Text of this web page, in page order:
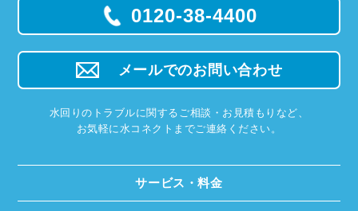
0120-38-4400
メールでのお問い合わせ
水回りのトラブルに関するご相談・お見積もりなど、
お気軽に水コネクトまでご連絡ください。
サービス・料金